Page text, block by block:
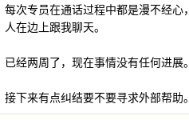
每次专员在通话过程中都是漫不经
人在边上跟我聊天。
已经两周了，现在事情没有任何进展
接下来有点纠结要不要寻求外部帮助